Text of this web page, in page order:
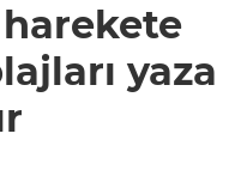
yaza